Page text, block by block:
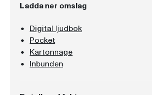
Ladda ner omslag
Digital ljudbok
Pocket
Kartonnage
Inbunden